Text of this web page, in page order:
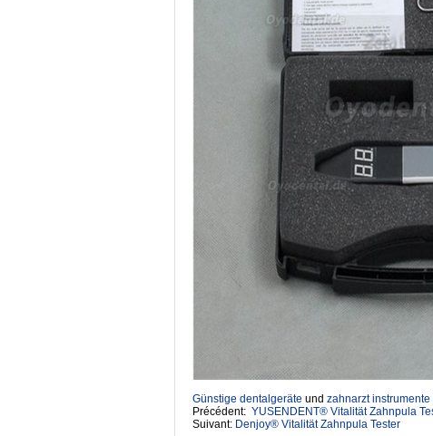
Günstige dentalgeräte ‎ und zahnarzt instrumente
Précédent: YUSENDENT® Vitalität Zahnpula
Suivant: Denjoy® Vitalität Zahnpula Tester